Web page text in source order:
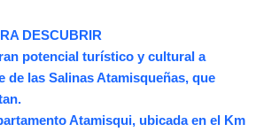
DESCUBRIR
potencial turístico y cultural a
de las Salinas Atamisqueñas, que
Atamisqui, ubicada en el Km